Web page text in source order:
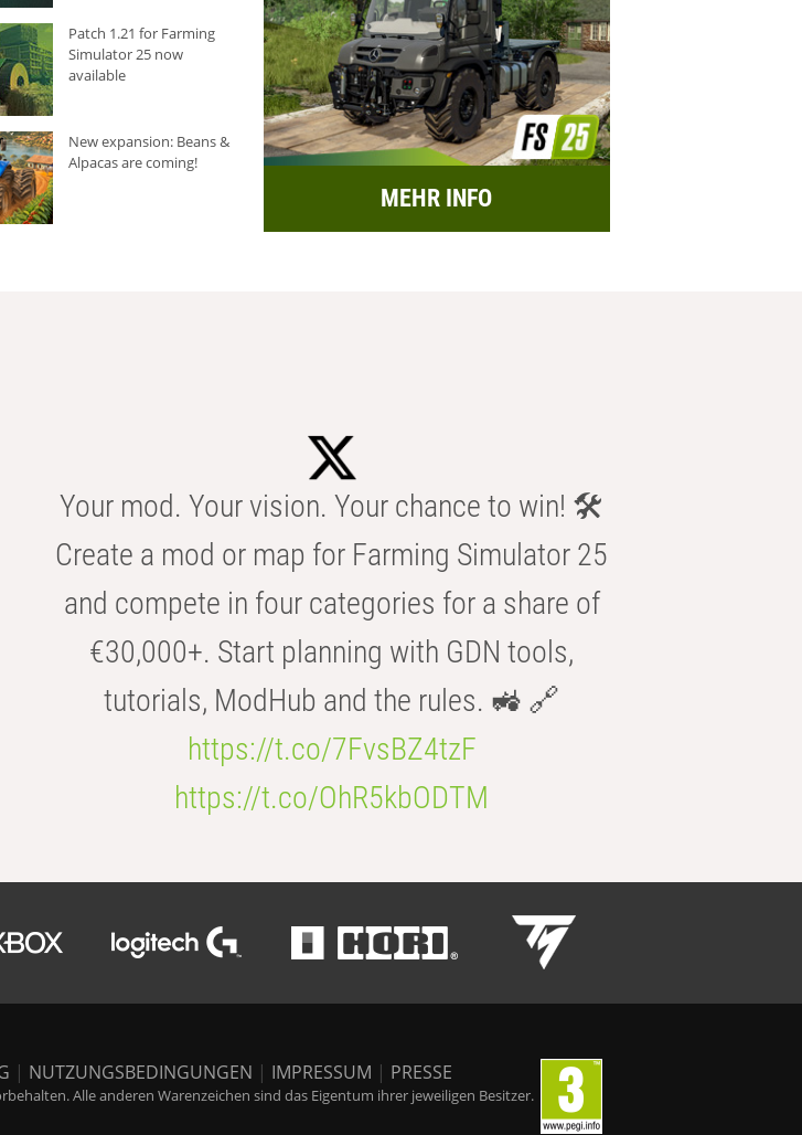
Patch 1.21 for Farming
Simulator 25 now
available
New expansion: Beans &
Alpacas are coming!
MEHR INFO
Your mod. Your vision. Your chance to win! 🛠️
Create a mod or map for Farming Simulator 25
and compete in four categories for a share of
€30,000+. Start planning with GDN tools,
tutorials, ModHub and the rules. 🚜 🔗
https://t.co/7FvsBZ4tzF
https://t.co/OhR5kbODTM
| NUTZUNGSBEDINGUNGEN | IMPRESSUM | PRESSE
Alle anderen Warenzeichen sind das Eigentum ihrer jeweiligen Besitzer.